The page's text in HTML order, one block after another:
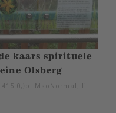
kaars spirituele
Olsberg
0;}p. MsoNormal, li.